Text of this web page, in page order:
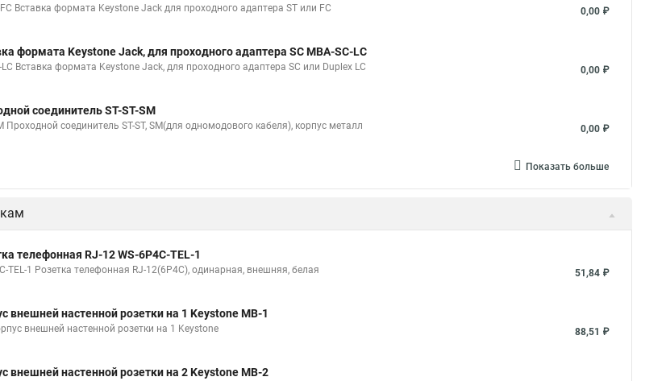
FC Вставка формата Keystone Jack для проходного адаптера ST или FC 0,00 ₽
формата Keystone Jack, для проходного адаптера SC MBA-SC-LC
LC Вставка формата Keystone Jack, для проходного адаптера SC или Duplex LC 0,00 ₽
соединитель ST-ST-SM
Проходной соединитель ST-ST, SM(для одномодового кабеля), корпус металл 0,00 ₽
Показать больше
телефонная RJ-12 WS-6P4C-TEL-1
TEL-1 Розетка телефонная RJ-12(6P4C), одинарная, внешняя, белая 51,84 ₽
внешней настенной розетки на 1 Keystone MB-1
внешней настенной розетки на 1 Keystone 88,51 ₽
внешней настенной розетки на 2 Keystone MB-2